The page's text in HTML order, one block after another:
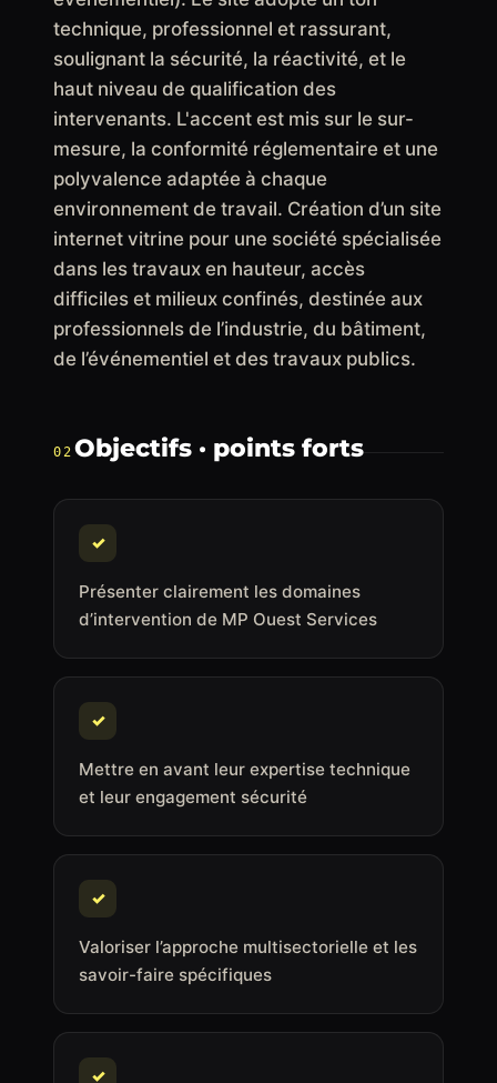
technique, professionnel et rassurant,
soulignant la sécurité, la réactivité, et le
haut niveau de qualification des
intervenants. L'accent est mis sur le sur-
mesure, la conformité réglementaire et une
polyvalence adaptée à chaque
environnement de travail. Création d’un site
internet vitrine pour une société spécialisée
dans les travaux en hauteur, accès
difficiles et milieux confinés, destinée aux
professionnels de l’industrie, du bâtiment,
de l’événementiel et des travaux publics.
02 Objectifs · points forts
✓
Présenter clairement les domaines
d’intervention de MP Ouest Services
✓
Mettre en avant leur expertise technique
et leur engagement sécurité
✓
Valoriser l’approche multisectorielle et les
savoir-faire spécifiques
✓